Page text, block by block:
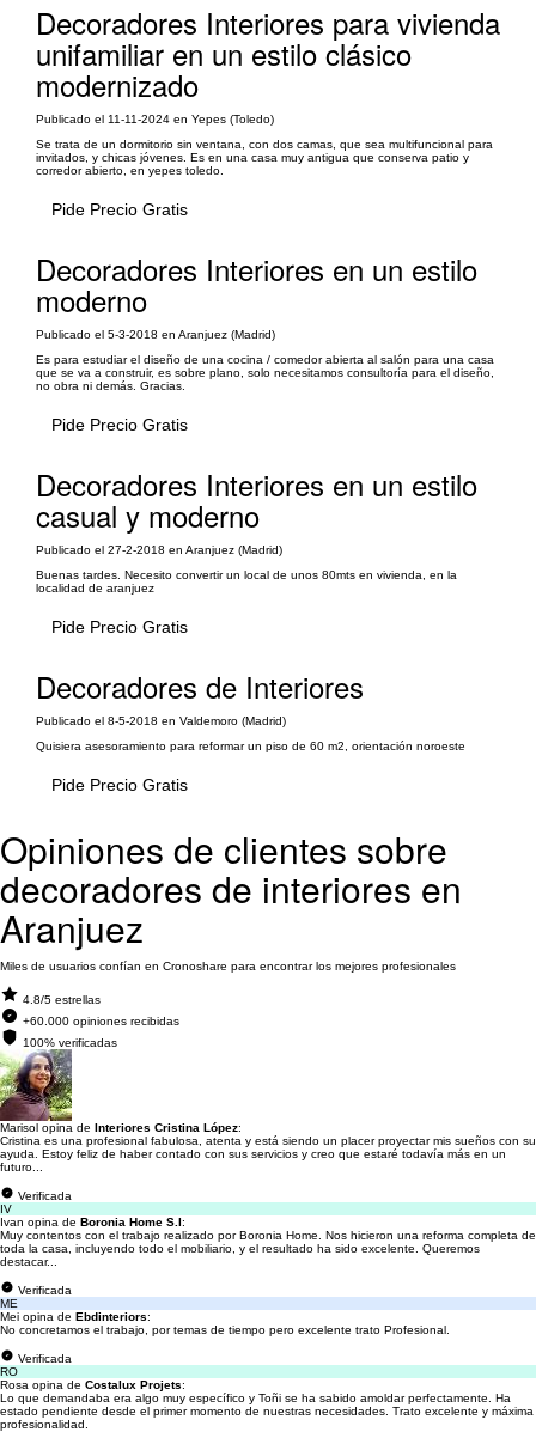
Decoradores Interiores para vivienda
unifamiliar en un estilo clásico
modernizado
Publicado el 11-11-2024 en Yepes (Toledo)
Se trata de un dormitorio sin ventana, con dos camas, que sea multifuncional para
invitados, y chicas jóvenes. Es en una casa muy antigua que conserva patio y
corredor abierto, en yepes toledo.
Pide Precio Gratis
Decoradores Interiores en un estilo
moderno
Publicado el 5-3-2018 en Aranjuez (Madrid)
Es para estudiar el diseño de una cocina / comedor abierta al salón para una casa
que se va a construir, es sobre plano, solo necesitamos consultoría para el diseño,
no obra ni demás. Gracias.
Pide Precio Gratis
Decoradores Interiores en un estilo
casual y moderno
Publicado el 27-2-2018 en Aranjuez (Madrid)
Buenas tardes. Necesito convertir un local de unos 80mts en vivienda, en la
localidad de aranjuez
Pide Precio Gratis
Decoradores de Interiores
Publicado el 8-5-2018 en Valdemoro (Madrid)
Quisiera asesoramiento para reformar un piso de 60 m2, orientación noroeste
Pide Precio Gratis
Opiniones de clientes sobre
decoradores de interiores en
Aranjuez
Miles de usuarios confían en Cronoshare para encontrar los mejores profesionales
4.8/5 estrellas
+60.000 opiniones recibidas
100% verificadas
Marisol opina de Interiores Cristina López:
Cristina es una profesional fabulosa, atenta y está siendo un placer proyectar mis sueños con su
ayuda. Estoy feliz de haber contado con sus servicios y creo que estaré todavía más en un
futuro...
Verificada
IV
Ivan opina de Boronia Home S.l:
Muy contentos con el trabajo realizado por Boronia Home. Nos hicieron una reforma completa de
toda la casa, incluyendo todo el mobiliario, y el resultado ha sido excelente. Queremos
destacar...
Verificada
ME
Mei opina de Ebdinteriors:
No concretamos el trabajo, por temas de tiempo pero excelente trato Profesional.
Verificada
RO
Rosa opina de Costalux Projets:
Lo que demandaba era algo muy específico y Toñi se ha sabido amoldar perfectamente. Ha
estado pendiente desde el primer momento de nuestras necesidades. Trato excelente y máxima
profesionalidad.